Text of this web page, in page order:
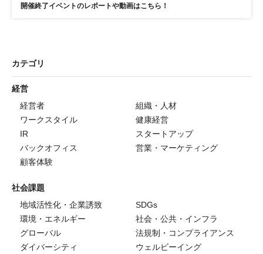
開催終了イベントのレポートや動画はこちら！
カテゴリ
経営
経営者
組織・人材
ワークスタイル
健康経営
IR
スタートアップ
バックオフィス
営業・マーケティング
顧客体験
社会課題
地域活性化・企業誘致
SDGs
環境・エネルギー
社会・公共・インフラ
グローバル
法規制・コンプライアンス
ダイバーシティ
ウェルビーイング